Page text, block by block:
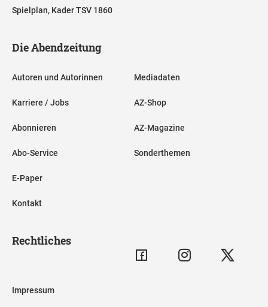
Spielplan, Kader TSV 1860
Die Abendzeitung
Autoren und Autorinnen
Karriere / Jobs
Abonnieren
Abo-Service
E-Paper
Kontakt
Mediadaten
AZ-Shop
AZ-Magazine
Sonderthemen
Rechtliches
Impressum